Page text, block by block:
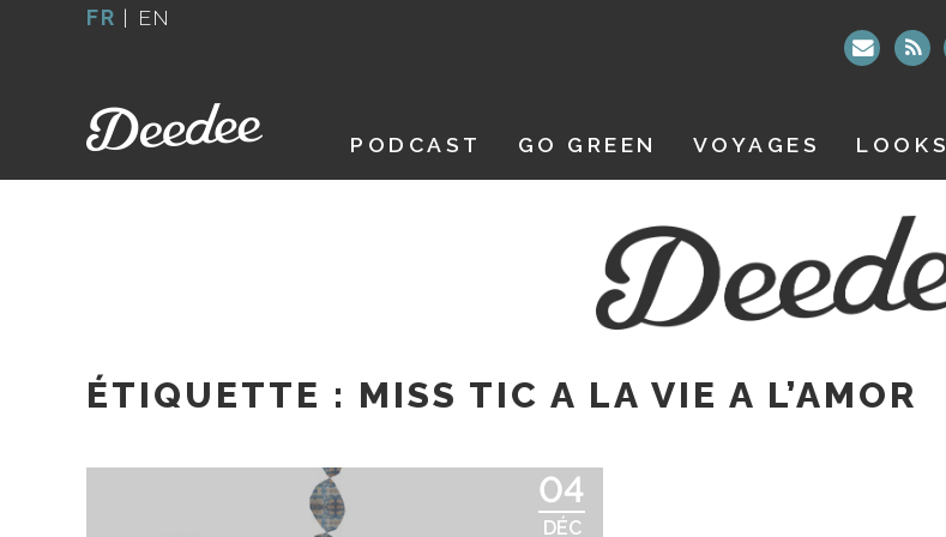
FR | EN
PODCAST GO GREEN VOYAGES LOOKS
ÉTIQUETTE : MISS TIC A LA VIE A L’AMOR
04
DÉC